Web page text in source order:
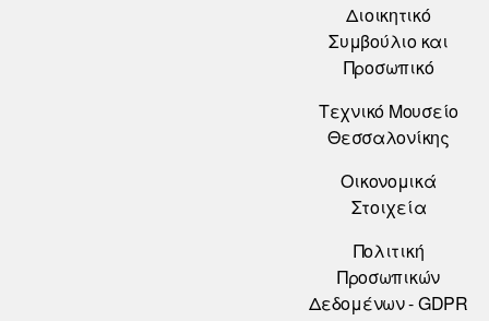
Διοικητικό
Συμβούλιο και
Προσωπικό
Τεχνικό Μουσείο
Θεσσαλονίκης
Οικονομικά
Στοιχεία
Πολιτική
Προσωπικών
Δεδομένων - GDPR